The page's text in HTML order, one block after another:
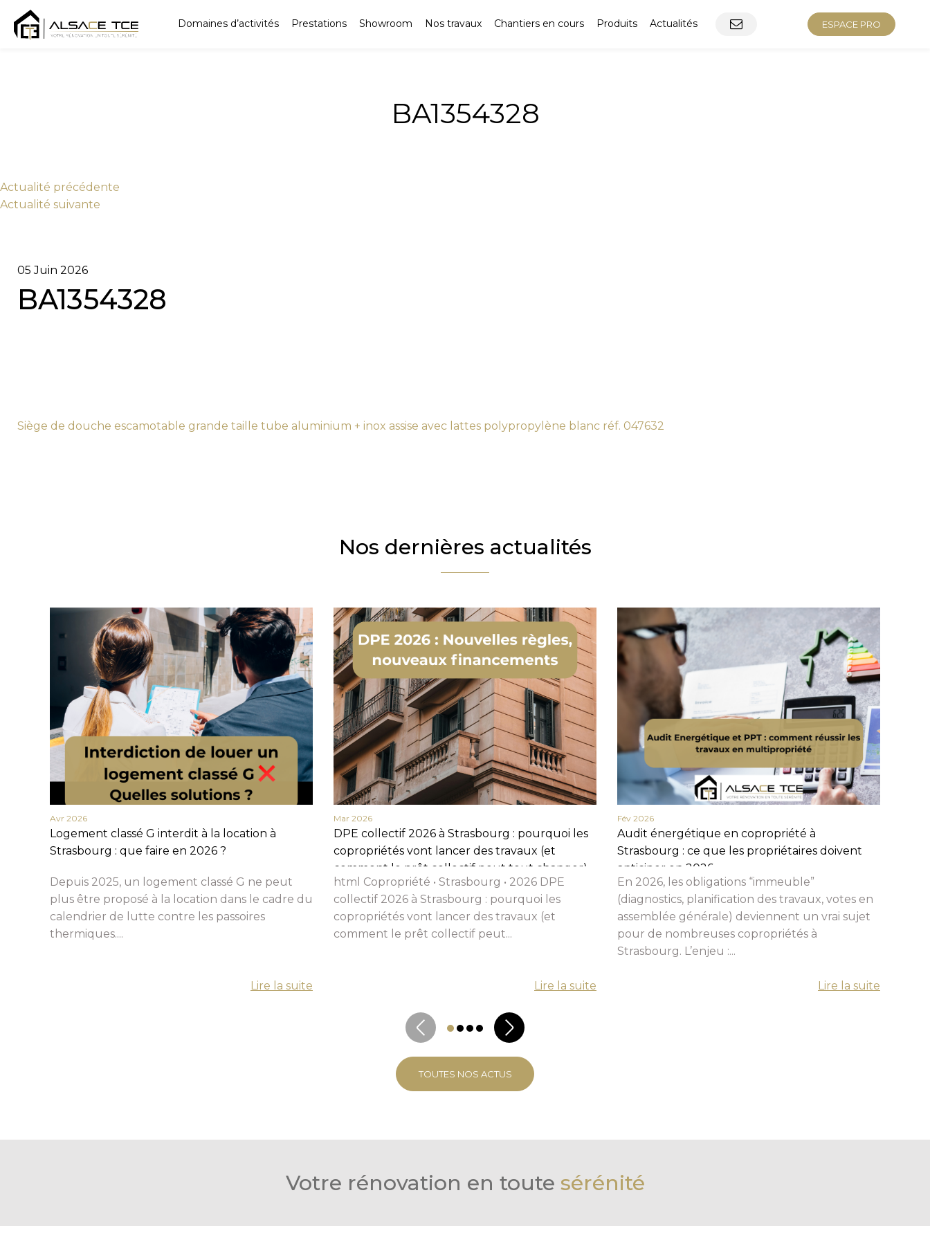
Domaines d’activités Prestations Showroom Nos travaux Chantiers en cours Produits Actualités ESPACE PRO
BA1354328
Actualité précédente
Actualité suivante
05 Juin 2026
BA1354328
Siège de douche escamotable grande taille tube aluminium + inox assise avec lattes polypropylène blanc réf. 047632
Nos dernières actualités
Avr 2026
Logement classé G interdit à la location à
Strasbourg : que faire en 2026 ?
Depuis 2025, un logement classé G ne peut
plus être proposé à la location dans le cadre du
calendrier de lutte contre les passoires
thermiques....
Lire la suite
Mar 2026
DPE collectif 2026 à Strasbourg : pourquoi les
copropriétés vont lancer des travaux (et
comment le prêt collectif peut tout changer)
html Copropriété • Strasbourg • 2026 DPE
collectif 2026 à Strasbourg : pourquoi les
copropriétés vont lancer des travaux (et
comment le prêt collectif peut...
Lire la suite
Fév 2026
Audit énergétique en copropriété à
Strasbourg : ce que les propriétaires doivent
anticiper en 2026
En 2026, les obligations “immeuble”
(diagnostics, planification des travaux, votes en
assemblée générale) deviennent un vrai sujet
pour de nombreuses copropriétés à
Strasbourg. L’enjeu :...
Lire la suite
TOUTES NOS ACTUS
Votre rénovation en toute sérénité
Nom
Prénom
Téléphone
Email
Message
Vérification